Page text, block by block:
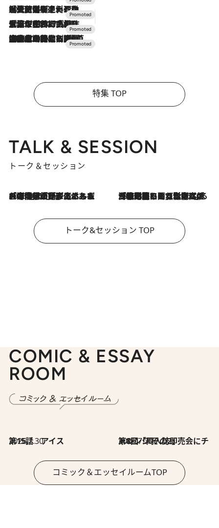
2026.7.24
【夏限定ディナーコース】旬を迎える稚鮎や花ズッキーニなどをイタリア・トスカーナの郷土料理の手法で満喫！
2026.7.17
「土佐和ハーブかき氷」がOMO7高知に登場！生姜、山椒、大葉など目にも舌にも涼を呼ぶ郷土の味
2026.7.10
NEW OPEN！【界 草津】名湯の地に誕生。趣の異なる2種の温泉と上州ならではの会席・蕎麦割烹など美食を味わう究極の癒やし旅
特集 TOP
TALK & SESSION
トーク＆セッション
2026.8.3
「今後値上げがあるとすれば…」「リスクがあるのは今年の冬」エネルギー専門家が語る、ホルムズ海峡封鎖が家庭にもたらす“ある心配” 2026.8.3
「住宅建てられない…」「サーチャージ料の高値が続いている」ホルムズ海峡封鎖による影響はいつまで続く？《エネルギー専門家に聞く“どうなる日本の暮らし”》
トーク&セッション TOP
COMIC & ESSAY
ROOM
2026.7.30
第15話 アイス 2026.7.30
第8回「同人誌即売会にチャレンジ その2」
コミック＆エッセイルームTOP